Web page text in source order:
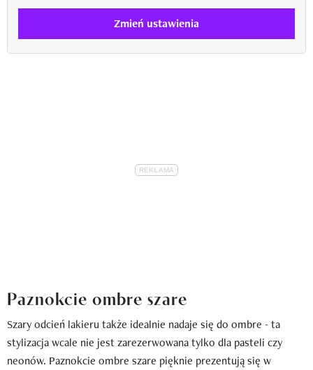
Zmień ustawienia
Paznokcie ombre szare
Szary odcień lakieru także idealnie nadaje się do ombre - ta
stylizacja wcale nie jest zarezerwowana tylko dla pasteli czy
neonów. Paznokcie ombre szare pięknie prezentują się w